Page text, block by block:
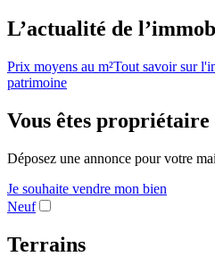
L’actualité de
Prix moyens au m²Tout savoir sur
patrimoine
Vous êtes propriétaire
Déposez une annonce pour votre
Je souhaite vendre mon bien
Neuf
Terrains